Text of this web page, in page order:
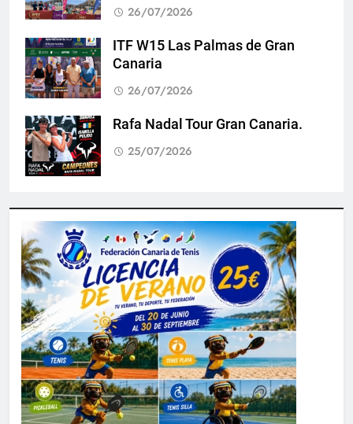
26/07/2026
ITF W15 Las Palmas de Gran
Canaria
26/07/2026
Rafa Nadal Tour Gran Canaria.
25/07/2026